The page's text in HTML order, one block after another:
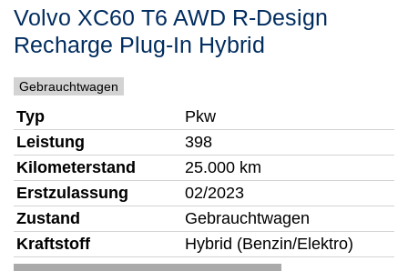
Volvo XC60 T6 AWD R-Design
Recharge Plug-In Hybrid
Gebrauchtwagen
Typ
Pkw
Leistung
398
Kilometerstand
25.000 km
Erstzulassung
02/2023
Zustand
Gebrauchtwagen
Kraftstoff
Hybrid (Benzin/Elektro)